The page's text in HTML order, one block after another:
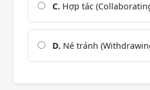
C. Hợp tác
D. Né tránh